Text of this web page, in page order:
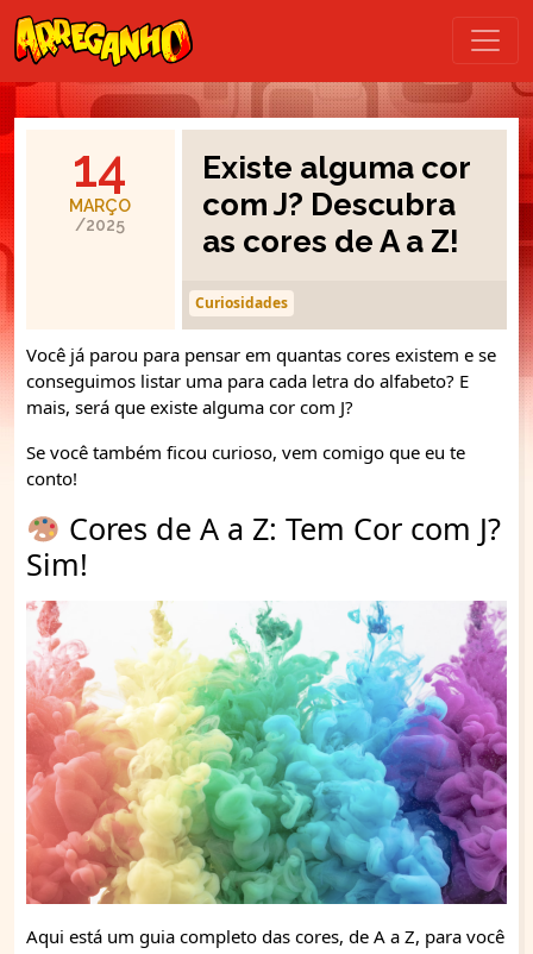
14
MARÇO
/2025
Existe alguma cor
com J? Descubra
as cores de A a Z!
Curiosidades
Você já parou para pensar em quantas cores existem e se
conseguimos listar uma para cada letra do alfabeto? E
mais, será que existe alguma cor com J?
Se você também ficou curioso, vem comigo que eu te
conto!
Cores de A a Z: Tem Cor com J?
Sim!
Aqui está um guia completo das cores, de A a Z, para você